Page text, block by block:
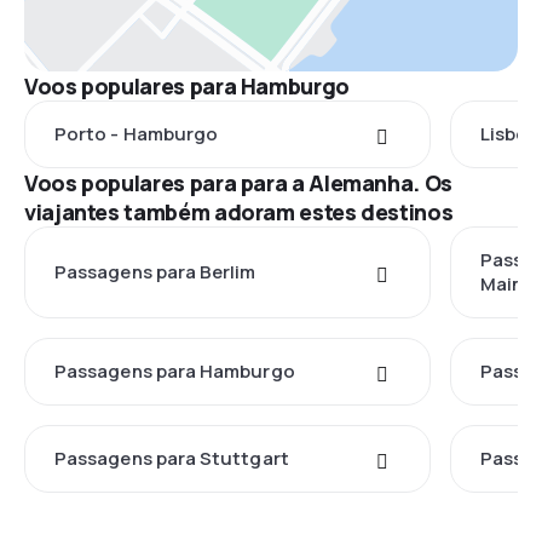
Voos populares para Hamburgo
Porto - Hamburgo
Voos populares para para a Alemanha. Os
viajantes também adoram estes destinos
Passagens para Berlim
Main
Passagens para Hamburgo
Passagens para Stuttgart